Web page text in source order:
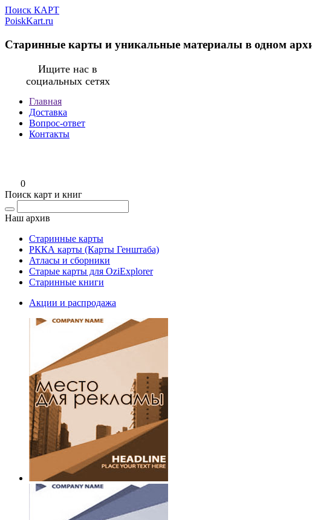
Поиск КАРТ
PoiskKart.ru
Старинные карты и уникальные материалы в одном
Ищите нас в
социальных сетях
Главная
Доставка
Вопрос-ответ
Контакты
0
Поиск карт и книг
Наш архив
Старинные карты
РККА карты (Карты Генштаба)
Атласы и сборники
Старые карты для OziExplorer
Старинные книги
Акции и распродажа